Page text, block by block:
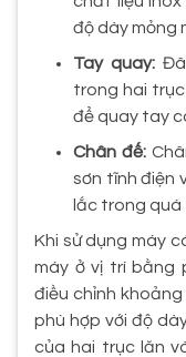
độ dày mỏng
Tay quay:
trong hai
để quay tay
Chân đế:
sơn tĩnh điện
lắc trong quá
Khi sử dụng máy
máy ở vị trí bằng
điều chỉnh
phù hợp với độ
của hai trục lăn